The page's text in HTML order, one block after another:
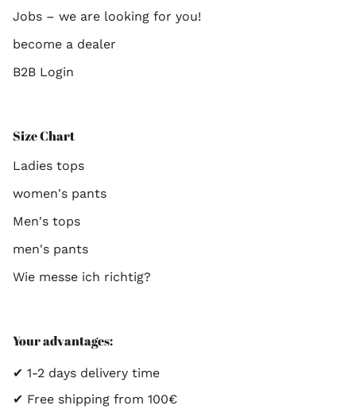
Jobs – we are looking for you!
become a dealer
B2B Login
Size Chart
Ladies tops
women's pants
Men's tops
men's pants
Wie messe ich richtig?
Your advantages:
✔ 1-2 days delivery time
✔ Free shipping from 100€